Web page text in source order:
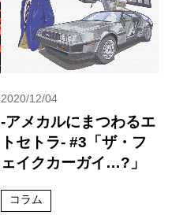
2020/12/04
-アメカルにまつわるエ
トセトラ- #3「ザ・フ
ェイクカーガイ…?」
コラム